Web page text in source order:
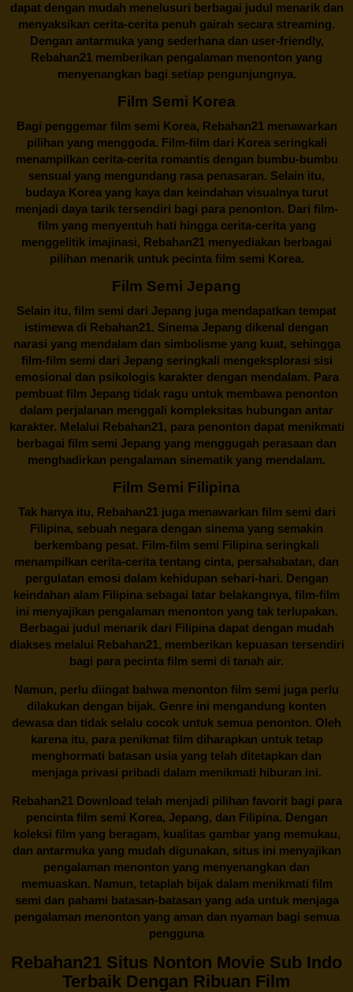
dapat dengan mudah menelusuri berbagai judul menarik dan
menyaksikan cerita-cerita penuh gairah secara streaming.
Dengan antarmuka yang sederhana dan user-friendly,
Rebahan21 memberikan pengalaman menonton yang
menyenangkan bagi setiap pengunjungnya.
Film Semi Korea
Bagi penggemar film semi Korea, Rebahan21menawarkan
pilihan yang menggoda. Film-film dari Korea seringkali
menampilkan cerita-cerita romantis dengan bumbu-bumbu
sensual yang mengundang rasa penasaran. Selain itu,
budaya Korea yang kaya dan keindahan visualnya turut
menjadi daya tarik tersendiri bagi para penonton. Dari film-
film yang menyentuh hati hingga cerita-cerita yang
menggelitik imajinasi, Rebahan21 menyediakan berbagai
pilihan menarik untuk pecinta film semi Korea.
Film Semi Jepang
Selain itu, film semi dari Jepang juga mendapatkan tempat
istimewa di Rebahan21. Sinema Jepang dikenal dengan
narasi yang mendalam dan simbolisme yang kuat, sehingga
film-film semi dari Jepang seringkali mengeksplorasi sisi
emosional dan psikologis karakter dengan mendalam. Para
pembuat film Jepang tidak ragu untuk membawa penonton
dalam perjalanan menggali kompleksitas hubungan antar
karakter. Melalui Rebahan21, para penonton dapat menikmati
berbagai film semi Jepang yang menggugah perasaan dan
menghadirkan pengalaman sinematik yang mendalam.
Film Semi Filipina
Tak hanya itu, Rebahan21juga menawarkan film semi dari
Filipina, sebuah negara dengan sinema yang semakin
berkembang pesat. Film-film semi Filipina seringkali
menampilkan cerita-cerita tentang cinta, persahabatan, dan
pergulatan emosi dalam kehidupan sehari-hari. Dengan
keindahan alam Filipina sebagai latar belakangnya, film-film
ini menyajikan pengalaman menonton yang tak terlupakan.
Berbagai judul menarik dari Filipina dapat dengan mudah
diakses melalui Rebahan21, memberikan kepuasan tersendiri
bagi para pecinta film semi di tanah air.
Namun, perlu diingat bahwa menonton film semi juga perlu
dilakukan dengan bijak. Genre ini mengandung konten
dewasa dan tidak selalu cocok untuk semua penonton. Oleh
karena itu, para penikmat film diharapkan untuk tetap
menghormati batasan usia yang telah ditetapkan dan
menjaga privasi pribadi dalam menikmati hiburan ini.
Rebahan21Download telah menjadi pilihan favorit bagi para
pencinta film semi Korea, Jepang, dan Filipina. Dengan
koleksi film yang beragam, kualitas gambar yang memukau,
dan antarmuka yang mudah digunakan, situs ini menyajikan
pengalaman menonton yang menyenangkan dan
memuaskan. Namun, tetaplah bijak dalam menikmati film
semi dan pahami batasan-batasan yang ada untuk menjaga
pengalaman menonton yang aman dan nyaman bagi semua
pengguna
Rebahan21 Situs Nonton Movie Sub Indo
Terbaik Dengan Ribuan Film